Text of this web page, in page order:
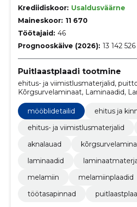
Krediidiskoor: Usaldusväärne
Maineskoor: 11 670
Töötajaid: 46
Prognooskäive (2026): 13 142
Puitlaastplaadi tootmine
ehitus- ja viimistlusmaterjalid,
Kõrgsurvelaminaat, Laminaadid,
töötasapinnad
mööblidetailid
ehitus ja
ehitus- ja viimistlusmaterjalid
aknalauad
laminaadid
melamiin
melamiinplaadid
töötasapinnad